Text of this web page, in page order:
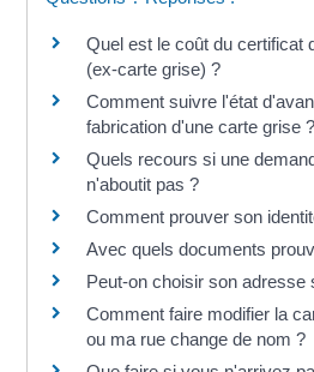
Quel est le coût du certificat
(ex-carte grise) ?
Comment suivre l'état
fabrication d'une carte grise ?
Quels recours si une
n'aboutit pas ?
Comment prouver son
Avec quels documents
Peut-on choisir son adresse
Comment faire modifier la
ou ma rue change de nom ?